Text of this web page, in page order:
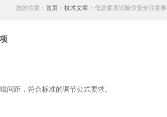
您的位置： 首页 > 技术文章 > 低温柔度试验仪安全注意
间距，符合标准的调节公式要求。